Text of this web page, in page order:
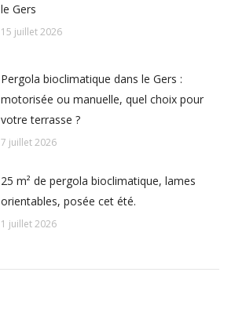
le Gers
15 juillet 2026
Pergola bioclimatique dans le Gers :
motorisée ou manuelle, quel choix pour
votre terrasse ?
7 juillet 2026
25 m² de pergola bioclimatique, lames
orientables, posée cet été.
1 juillet 2026